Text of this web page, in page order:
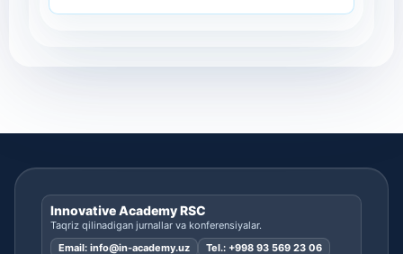
Innovative Academy RSC
Taqriz qilinadigan jurnallar va konferensiyalar.
Email: info@in-academy.uz Tel.: +998 93 569 23 06